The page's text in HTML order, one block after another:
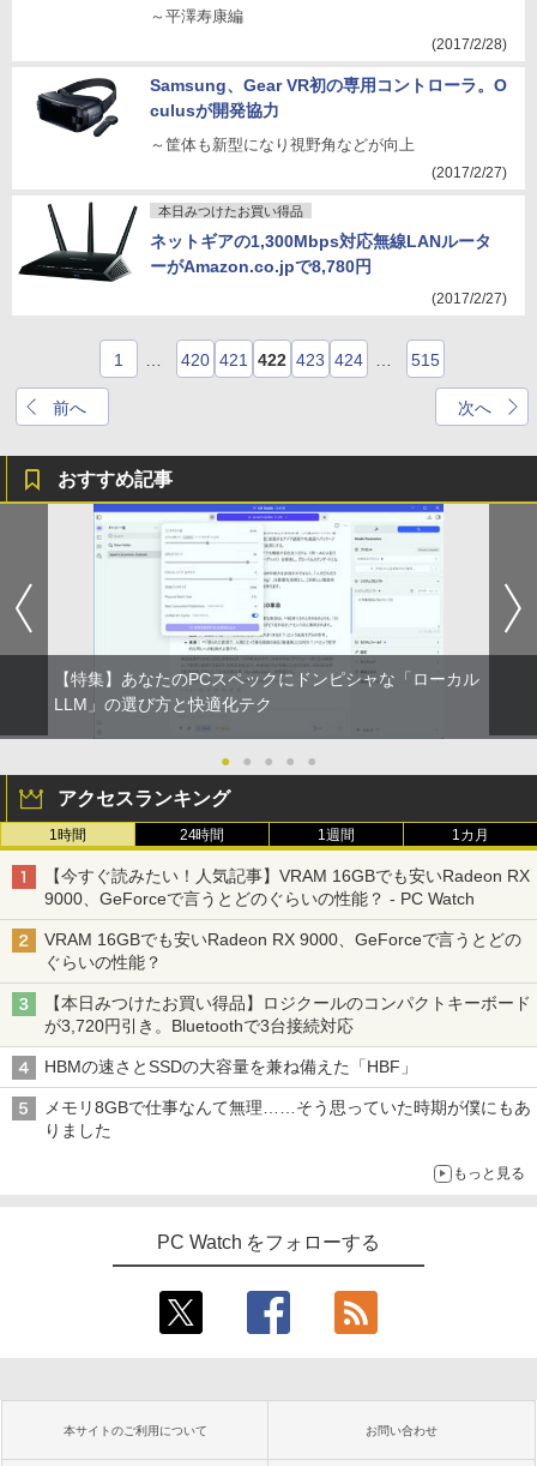
～平澤寿康編
(2017/2/28)
Samsung、Gear VR初の専用コントローラ。O
culusが開発協力
～筐体も新型になり視野角などが向上
(2017/2/27)
本日みつけたお買い得品
ネットギアの1,300Mbps対応無線LANルータ
ーがAmazon.co.jpで8,780円
(2017/2/27)
前へ
1 420 421 422 423 424 515
次へ
おすすめ記事
【特集】あなたのPCスペックにドンピシャな「ローカル
LLM」の選び方と快適化テク
● ● ● ● ●
アクセスランキング
1時間 24時間 1週間 1カ月
【今すぐ読みたい！人気記事】VRAM 16GBでも安いRadeon RX
9000、GeForceで言うとどのぐらいの性能？ - PC Watch
VRAM 16GBでも安いRadeon RX 9000、GeForceで言うとどの
ぐらいの性能？
【本日みつけたお買い得品】ロジクールのコンパクトキーボード
が3,720円引き。Bluetoothで3台接続対応
HBMの速さとSSDの大容量を兼ね備えた「HBF」
メモリ8GBで仕事なんて無理……そう思っていた時期が僕にもあ
りました
もっと見る
PC Watch をフォローする
本サイトのご利用について お問い合わせ